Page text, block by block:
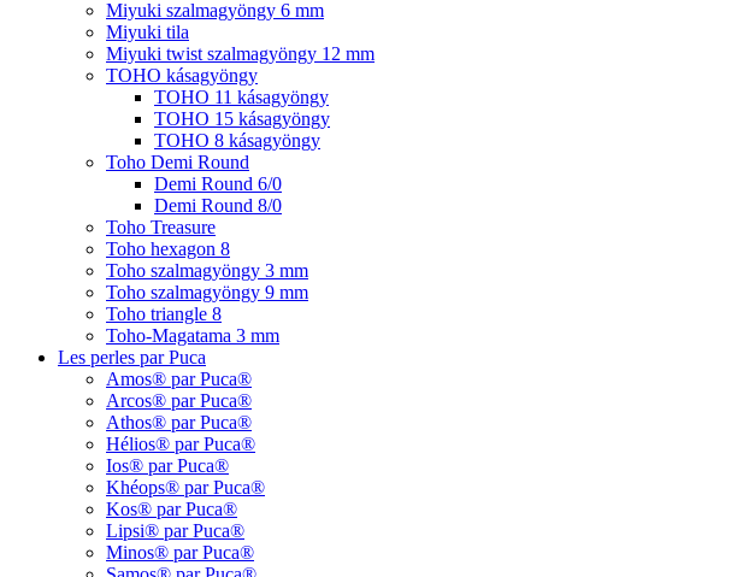
Miyuki szalmagyöngy 6 mm
Miyuki tila
Miyuki twist szalmagyöngy 12 mm
TOHO kásagyöngy
TOHO 11 kásagyöngy
TOHO 15 kásagyöngy
TOHO 8 kásagyöngy
Toho Demi Round
Demi Round 6/0
Demi Round 8/0
Toho Treasure
Toho hexagon 8
Toho szalmagyöngy 3 mm
Toho szalmagyöngy 9 mm
Toho triangle 8
Toho-Magatama 3 mm
Les perles par Puca
Amos® par Puca®
Arcos® par Puca®
Athos® par Puca®
Hélios® par Puca®
Ios® par Puca®
Khéops® par Puca®
Kos® par Puca®
Lipsi® par Puca®
Minos® par Puca®